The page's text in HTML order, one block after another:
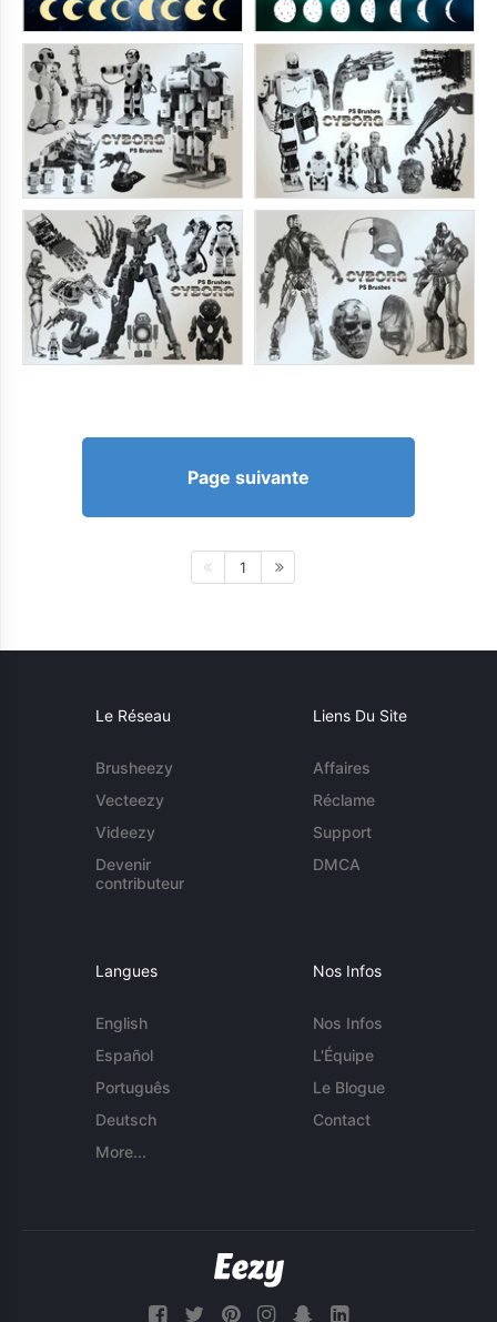
Page suivante
1
Le Réseau
Brusheezy
Vecteezy
Videezy
Devenir
contributeur
Liens Du Site
Affaires
Réclame
Support
DMCA
Langues
English
Español
Português
Deutsch
More...
Nos Infos
Nos Infos
L'Équipe
Le Blogue
Contact